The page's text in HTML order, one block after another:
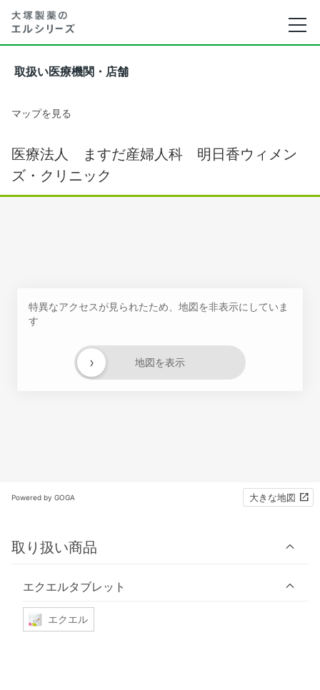
取扱い医療機関・店舗
マップを見る
医療法人 ますだ産婦人科 明日香ウィメン
ズ・クリニック
特異なアクセスが見られたため、地図を非表示にしていま
す
地図を表示
›
Powered by GOGA 大きな地図
取り扱い商品
エクエルタブレット
エクエル